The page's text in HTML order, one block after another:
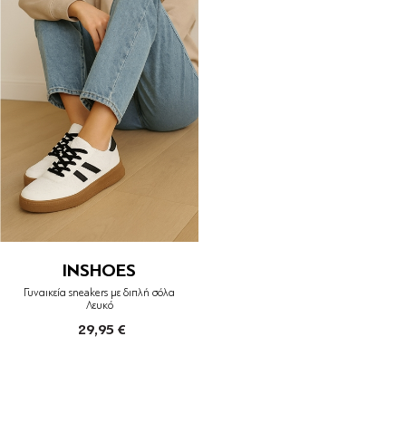
INSHOES
Γυναικεία sneakers με διπλή σόλα
Λευκό
29,95 €